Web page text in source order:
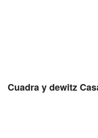
Cuadra y dewitz